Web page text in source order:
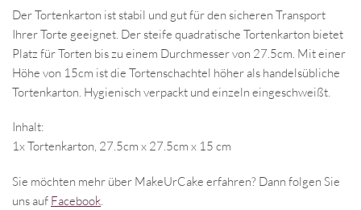
Der Tortenkarton ist stabil und gut für den sicheren Transport
Ihrer Torte geeignet. Der steife quadratische Tortenkarton bietet
Platz für Torten bis zu einem Durchmesser von 27.5cm. Mit einer
Höhe von 15cm ist die Tortenschachtel höher als handelsübliche
Tortenkarton. Hygienisch verpackt und einzeln eingeschweißt.
Inhalt:
1x Tortenkarton, 27.5cm x 27.5cm x 15 cm
Sie möchten mehr über MakeUrCake erfahren? Dann folgen Sie
uns auf Facebook.